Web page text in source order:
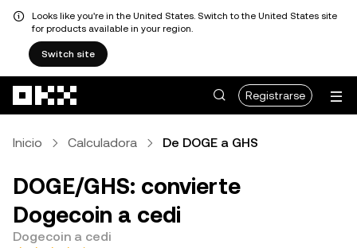
Looks like you're in the United States. Switch to the United States site
for products available in your region.
Switch site
Registrarse
Inicio Calculadora De DOGE a GHS
DOGE/GHS: convierte
Dogecoin a cedi
Dogecoin a cedi